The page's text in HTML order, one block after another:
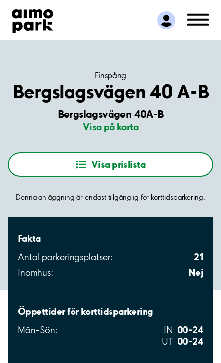
Hitta parkering
Samarbete
Kundservice
Finspång
Bergslagsvägen 40 A-B
Bergslagsvägen 40A-B
Visa på karta
Visa prislista
Denna anläggning är endast tillgänglig för korttidsparkering.
Fakta
Antal parkeringsplatser: 21
Inomhus: Nej
Öppettider för korttidsparkering
Mån–Sön: IN 00–24
UT 00–24